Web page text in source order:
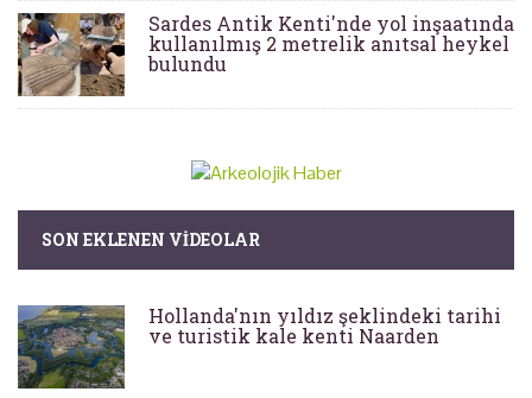
Sardes Antik Kenti'nde yol inşaatında
kullanılmış 2 metrelik anıtsal heykel
bulundu
SON EKLENEN VIDEOLAR
Hollanda'nın yıldız şeklindeki tarihi
ve turistik kale kenti Naarden